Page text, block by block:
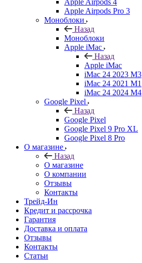
Apple Airpods 4
Apple Airpods Pro 3
Моноблоки
Назад
Моноблоки
Apple iMac
Назад
Apple iMac
iMac 24 2023 M3
iMac 24 2021 M1
iMac 24 2024 M4
Google Pixel
Назад
Google Pixel
Google Pixel 9 Pro XL
Google Pixel 8 Pro
О магазине
Назад
О магазине
О компании
Отзывы
Контакты
Трейд-Ин
Кредит и рассрочка
Гарантия
Доставка и оплата
Отзывы
Контакты
Статьи